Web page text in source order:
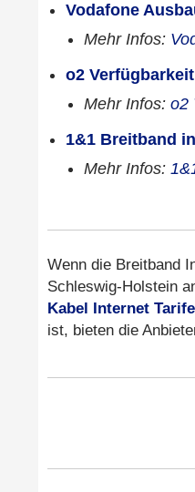
Vodafone
Mehr Infos:
o2
Mehr Infos: o2
1&1 Breitband
Mehr Infos:
Wenn die Breitband
Schleswig-Holstein
Kabel Internet Tarife
ist, bieten die